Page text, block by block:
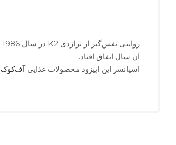
آن سال اتفاق افتاد.
اسپانسر این اپیزود محصولات غذاییآف‌کوک